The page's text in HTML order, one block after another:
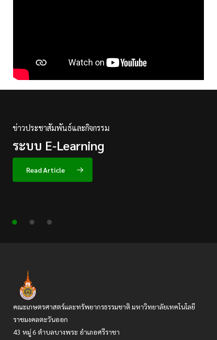
ข่าวประชาสัมพันธ์และกิจกรรม
ระบบ E-Learning
Read Article
รูปกิจกรรมนักศึกษา
กิจกรรมWalkRally
ข่าวสาร ส่วนกลางคณะ
กิจกรรมถวายเทียนพรรษา
วัดเขาบางพระ
คณะเกษตรศาสตร์และทรัพยากรธรรมชาติ มหาวิทยาลัยเทคโนโลยี
ราชมงคลตะวันออก
43 หมู่ 6 ตำบลบางพระ อำเภอศรีราชา